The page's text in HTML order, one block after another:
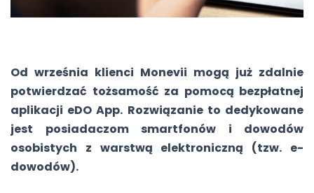
Od września klienci Monevii mogą już zdalnie
potwierdzać tożsamość za pomocą bezpłatnej
aplikacji eDO App. Rozwiązanie to dedykowane
jest posiadaczom smartfonów i dowodów
osobistych z warstwą elektroniczną (tzw. e-
dowodów).